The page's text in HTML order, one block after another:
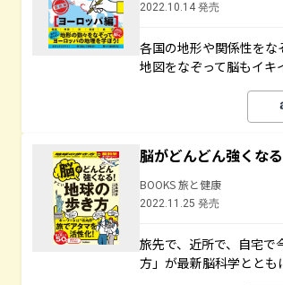
2022.10.14 発売
各国の地形や関係性を
地図をなぞって脳もイキ
脳がどんどん強くな
BOOKS 旅と健康
2022.11.25 発売
旅先で、近所で、自宅
方」が最新脳科学ととも